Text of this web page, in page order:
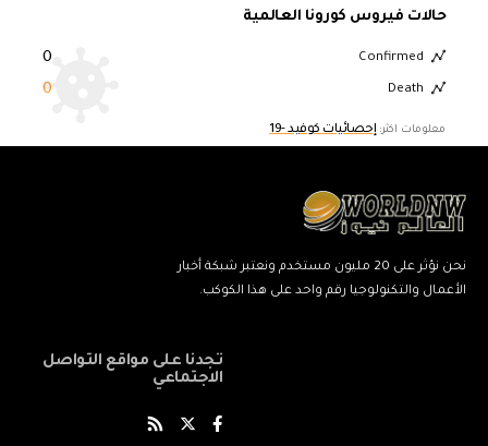
حالات فيروس كورونا العالمية
Confirmed
0
Death
0
معلومات اكثر: إحصائيات كوفيد -19
نحن نؤثر على 20 مليون مستخدم ونعتبر شبكة أخبار
الأعمال والتكنولوجيا رقم واحد على هذا الكوكب.
تجدنا على مواقع التواصل
الاجتماعي